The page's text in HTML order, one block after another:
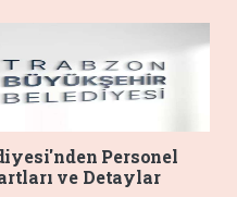
Personel
ve Detaylar